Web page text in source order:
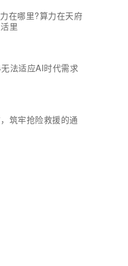
在哪里?算力在天府
里
法适应AI时代需求
筑牢抢险救援的通